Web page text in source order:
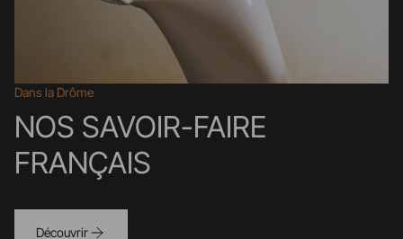
Dans la Drôme
NOS SAVOIR-FAIRE
FRANÇAIS
Découvrir